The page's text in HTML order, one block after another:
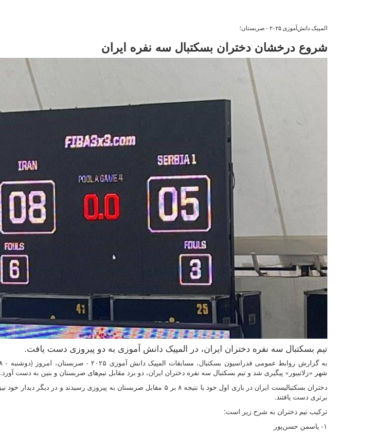
المپیک دانش‌آموزی ۲۰۲۵ - صربستان؛
شروع درخشان دختران بسکتبال سه نفره ایران
تیم بسکتبال سه نفره دختران ایران، در المپیک دانش آموزی به دو پیروزی دست یافت.
شهر «زلاتیبور» پیگیری شد و تیم بسکتبال سه نفره دختران ایران، دو برد مقابل تیم‌های صربستان و بنین به دست آورد.
برتری دست یافتند.
ترکیب تیم دختران به شرح زیر است:
۱- یاسمن حسن‌پور